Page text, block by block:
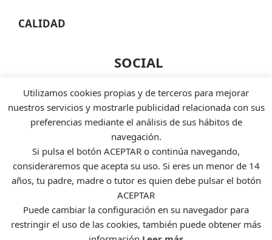
CALIDAD
SOCIAL
Instagram
Twiter
Linkedin
FORMAS DE PAGO
Utilizamos cookies propias y de terceros para mejorar
nuestros servicios y mostrarle publicidad relacionada con sus
preferencias mediante el análisis de sus hábitos de
navegación.
Si pulsa el botón ACEPTAR o continúa navegando,
consideraremos que acepta su uso. Si eres un menor de 14
años, tu padre, madre o tutor es quien debe pulsar el botón
ACEPTAR
Puede cambiar la configuración en su navegador para
restringir el uso de las cookies, también puede obtener más